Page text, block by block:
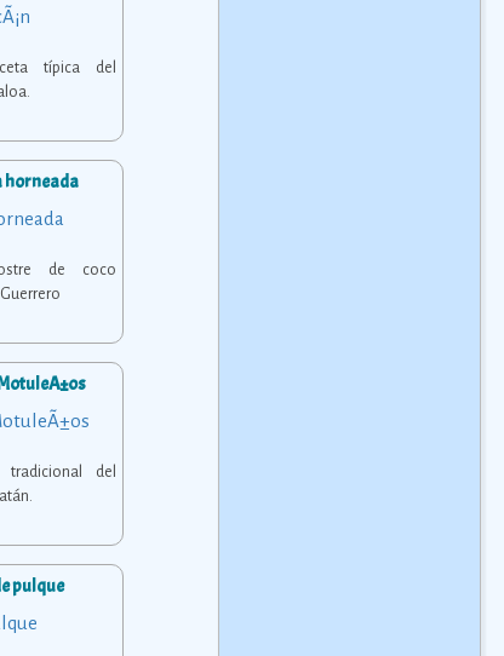
típica del
horneada
de coco
del
pulque